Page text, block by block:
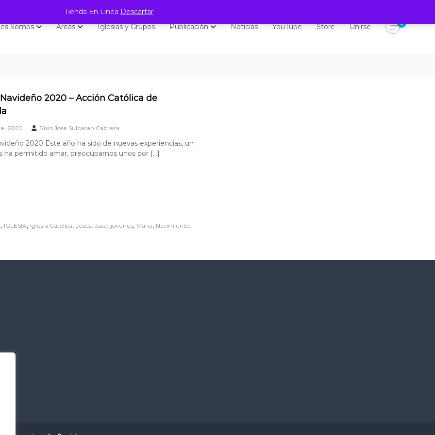
Tienda En Linea Descartar
Somos Áreas Iglesias y Grupos Publicación Noticias YouTube Store Unirse 0
2020 – Acción Católica de
2020 Rixio Jose Sulbaran Cabrera
2020 Este año ha sido de nuevas experiencias, un
ha permitido amar, preocuparnos unos por […]
, IGLESIA, Iglesia Catolica, Jesús, Jose, jovenes, Maria, Nacimiento,